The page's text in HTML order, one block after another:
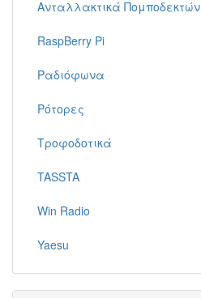
Ανταλλακτικά Πομποδεκτών
RaspBerry Pi
Ραδιόφωνα
Ρότορες
Τροφοδοτικά
TASSTA
Win Radio
Yaesu